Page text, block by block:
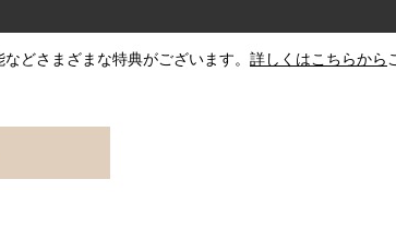
どさまざまな特典がございます。 詳しくはこちらから